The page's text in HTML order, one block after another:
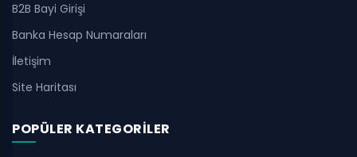
B2B Bayi Girişi
Banka Hesap Numaraları
İletişim
Site Haritası
POPÜLER KATEGORILER